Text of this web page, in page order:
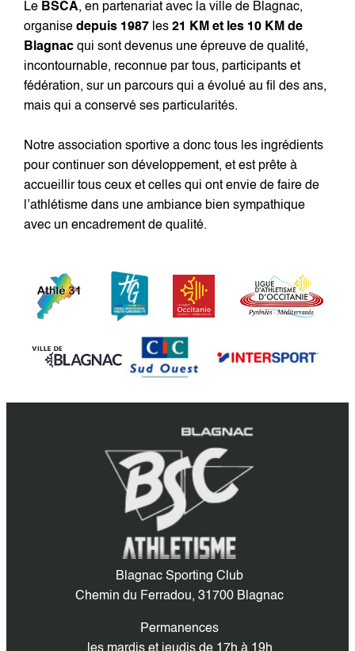
Le BSCA, en partenariat avec la ville de Blagnac,
organisedepuis 1987 les21 KM et les 10 KM de
Blagnac qui sont devenus une épreuve de qualité,
incontournable, reconnue par tous, participants et
fédération, sur un parcours qui a évolué au fil des ans,
mais qui a conservé ses particularités.
Notre association sportive a donc tous les ingrédients
pour continuer son développement, et est prête à
accueillir tous ceux et celles qui ont envie de faire de
l’athlétisme dans une ambiance bien sympathique
avec un encadrement de qualité.
Blagnac Sporting Club
Chemin du Ferradou, 31700 Blagnac
Permanences